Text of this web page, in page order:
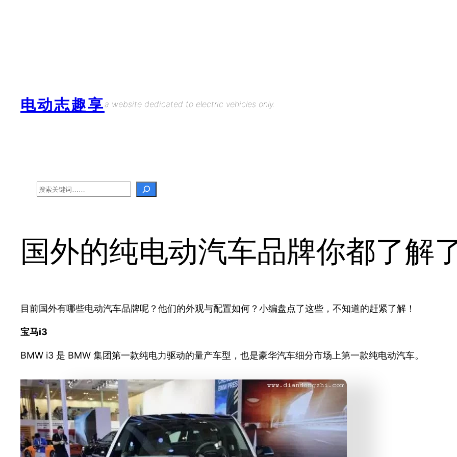
电动志趣享a website dedicated to electric vehicles only.
Search
国外的纯电动汽车品牌你都了解
目前国外有哪些电动汽车品牌呢？他们的外观与配置如何？小编盘点了这些，不知道的赶紧了解！
宝马i3
BMW i3 是 BMW 集团第一款纯电力驱动的量产车型，也是豪华汽车细分市场上第一款纯电动汽车。